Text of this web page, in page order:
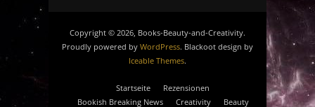
Copyright © 2026, Books-Beauty-and-Creativity.
Proudly powered by WordPress. Blackoot design by
Iceable Themes.
Startseite
Rezensionen
Bookish Breaking News
Creativity Beauty